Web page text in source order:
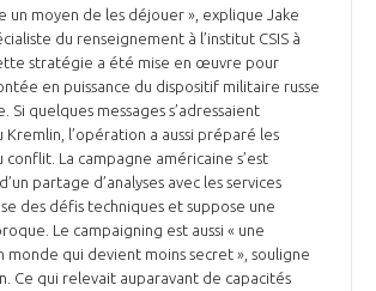
un moyen de les déjouer », explique Jake
du renseignement à l’institut CSIS à
stratégie a été mise en œuvre pour
en puissance du dispositif militaire russe
Si quelques messages s’adressaient
l’opération a aussi préparé les
conflit. La campagne américaine s’est
partage d’analyses avec les services
des défis techniques et suppose une
Le campaigning est aussi « une
monde qui devient moins secret », souligne
Ce qui relevait auparavant de capacités